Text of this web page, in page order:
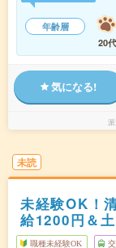
年齢層
20代
気になる!
未読
未経験OK！
給1200円＆
職種未経験OK